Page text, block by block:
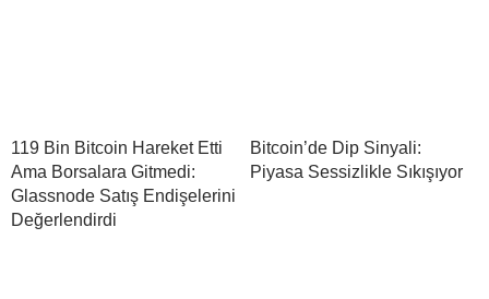
119 Bin Bitcoin Hareket Etti
Ama Borsalara Gitmedi:
Glassnode Satış Endişelerini
Değerlendirdi
Bitcoin’de Dip Sinyali:
Piyasa Sessizlikle Sıkışıyor